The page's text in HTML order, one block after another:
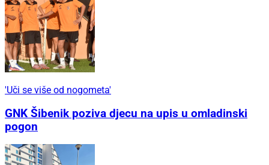
'Uči se više od nogometa'
GNK Šibenik poziva djecu na upis u omladinski
pogon